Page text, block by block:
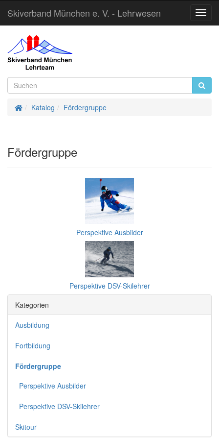
Skiverband München e. V. - Lehrwesen
Startseite
Katalog Fördergruppe
Fördergruppe
Perspektive Ausbilder
Perspektive DSV-Skilehrer
Kategorien
Ausbildung
Fortbildung
Fördergruppe
Perspektive Ausbilder
Perspektive DSV-Skilehrer
Skitour